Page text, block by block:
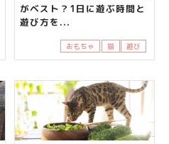
がベスト？1日に遊ぶ時間と
遊び方を...
おもちゃ 猫 遊び